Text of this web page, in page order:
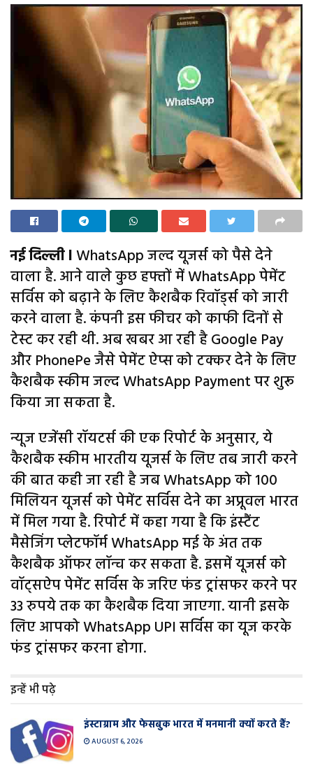
नई दिल्ली lWhatsApp जल्द यूजर्स को पैसे देने
वाला है. आने वाले कुछ हफ्तों में WhatsApp पेमेंट
सर्विस को बढ़ाने के लिए कैशबैक रिवॉर्ड्स को जारी
करने वाला है. कंपनी इस फीचर को काफी दिनों से
टेस्ट कर रही थी. अब खबर आ रही है Google Pay
और PhonePe जैसे पेमेंट ऐप्स को टक्कर देने के लिए
कैशबैक स्कीम जल्द WhatsApp Payment पर शुरू
किया जा सकता है.
न्यूज एजेंसी रॉयटर्स की एक रिपोर्ट के अनुसार, ये
कैशबैक स्कीम भारतीय यूजर्स के लिए तब जारी करने
की बात कही जा रही है जब WhatsApp को 100
मिलियन यूजर्स को पेमेंट सर्विस देने का अप्रूवल भारत
में मिल गया है. रिपोर्ट में कहा गया है कि इंस्टैंट
मैसेजिंग प्लेटफॉर्म WhatsApp मई के अंत तक
कैशबैक ऑफर लॉन्च कर सकता है. इसमें यूजर्स को
वॉट्सऐप पेमेंट सर्विस के जरिए फंड ट्रांसफर करने पर
33 रुपये तक का कैशबैक दिया जाएगा. यानी इसके
लिए आपको WhatsApp UPI सर्विस का यूज करके
फंड ट्रांसफर करना होगा.
इन्हें भी पढ़े
इंस्टाग्राम और फेसबुक भारत में मनमानी क्यों करते हैं?
AUGUST 6, 2026